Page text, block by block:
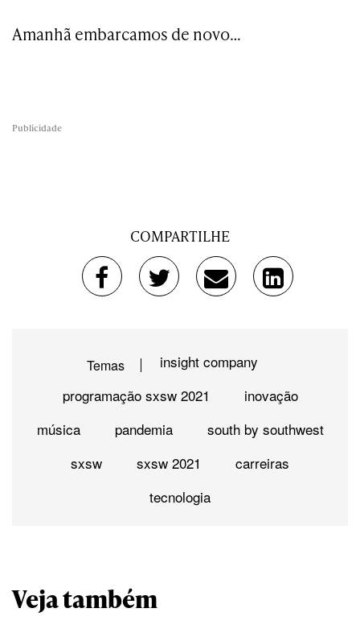
Amanhã embarcamos de novo…
Publicidade
COMPARTILHE
Temas
insight company
programação sxsw 2021
inovação
música
pandemia
south by southwest
sxsw
sxsw 2021
carreiras
tecnologia
Veja também